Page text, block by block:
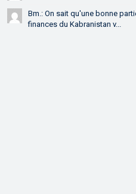
Bm.: On sait qu'une bonne
finances du Kabranistan v...